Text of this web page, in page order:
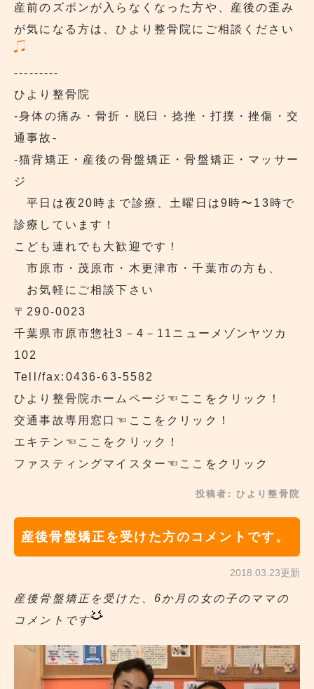
産前のズボンが入らなくなった方や、産後の歪み
が気になる方は、ひより整骨院にご相談ください
---------
ひより整骨院
‐身体の痛み・骨折・脱臼・捻挫・打撲・挫傷・交
通事故‐
‐猫背矯正・産後の骨盤矯正・骨盤矯正・マッサー
ジ
平日は夜20時まで診療、土曜日は9時〜13時で
診療しています！
こども連れでも大歓迎です！
市原市・茂原市・木更津市・千葉市の方も、
お気軽にご相談下さい
〒290‐0023
千葉県市原市惣社3－4－11ニューメゾンヤツカ
102
Tell/fax:0436-63-5582
ひより整骨院ホームページ ☜ここをクリック！
交通事故専用窓口 ☜ここをクリック！
エキテン ☜ここをクリック！
ファスティングマイスター ☜ここをクリック
投稿者: ひより整骨院
産後骨盤矯正を受けた方のコメントです。
2018.03.23更新
産後骨盤矯正を受けた、6か月の女の子のママの
コメントです